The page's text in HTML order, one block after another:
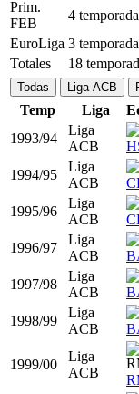
2008/09
Prim.
FEB
CCB
2009/10
Prim.
FEB
CCB
2010/11
Prim.
FEB
CCB
Liga
ACB
14
FEB
4
3
Totales
18
Liga ACB
Temp Liga
1993/94
Liga
ACB
1994/95
Liga
ACB
1995/96
Liga
ACB